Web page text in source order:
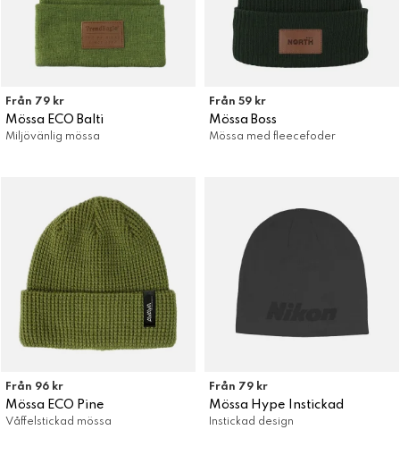
Från 79 kr
Mössa ECO Balti
Miljövänlig mössa
Från 59 kr
Mössa Boss
Mössa med fleecefoder
Från 96 kr
Mössa ECO Pine
Våffelstickad mössa
Från 79 kr
Mössa Hype Instickad
Instickad design